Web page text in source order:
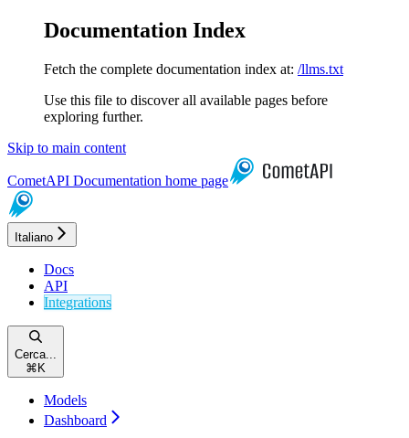
Documentation Index
Fetch the complete documentation index at: /llms.txt
Use this file to discover all available pages before
exploring further.
Skip to main content
CometAPI Documentation home page
Italiano
Docs
API
Integrations
Cerca...
⌘ K
Models
Dashboard